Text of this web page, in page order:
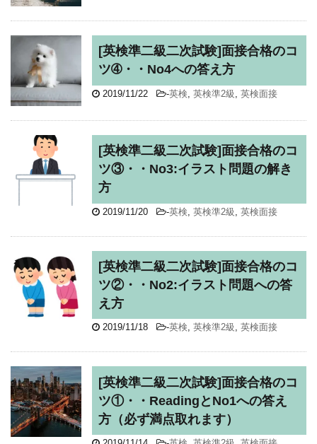
[英検準二級二次試験]面接合格のコ
ツ➃・・No4への答え方
2019/11/22 -英検 英検準2級 英検面接
[英検準二級二次試験]面接合格のコ
ツ③・・No3:イラスト問題の解き
方
2019/11/20 -英検 英検準2級 英検面接
[英検準二級二次試験]面接合格のコ
ツ②・・No2:イラスト問題への答
え方
2019/11/18 -英検, 英検準2級 , 英検面接
[英検準二級二次試験]面接合格のコ
ツ①・・ReadingとNo1への答え
方（必ず満点取れます）